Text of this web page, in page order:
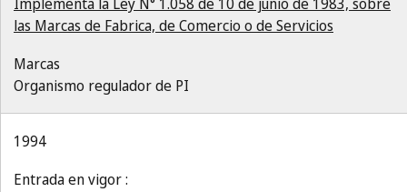
las Marcas de Fabrica, de Comercio o de Servicios
Marcas
Organismo regulador de PI
1994
Entrada en vigor :